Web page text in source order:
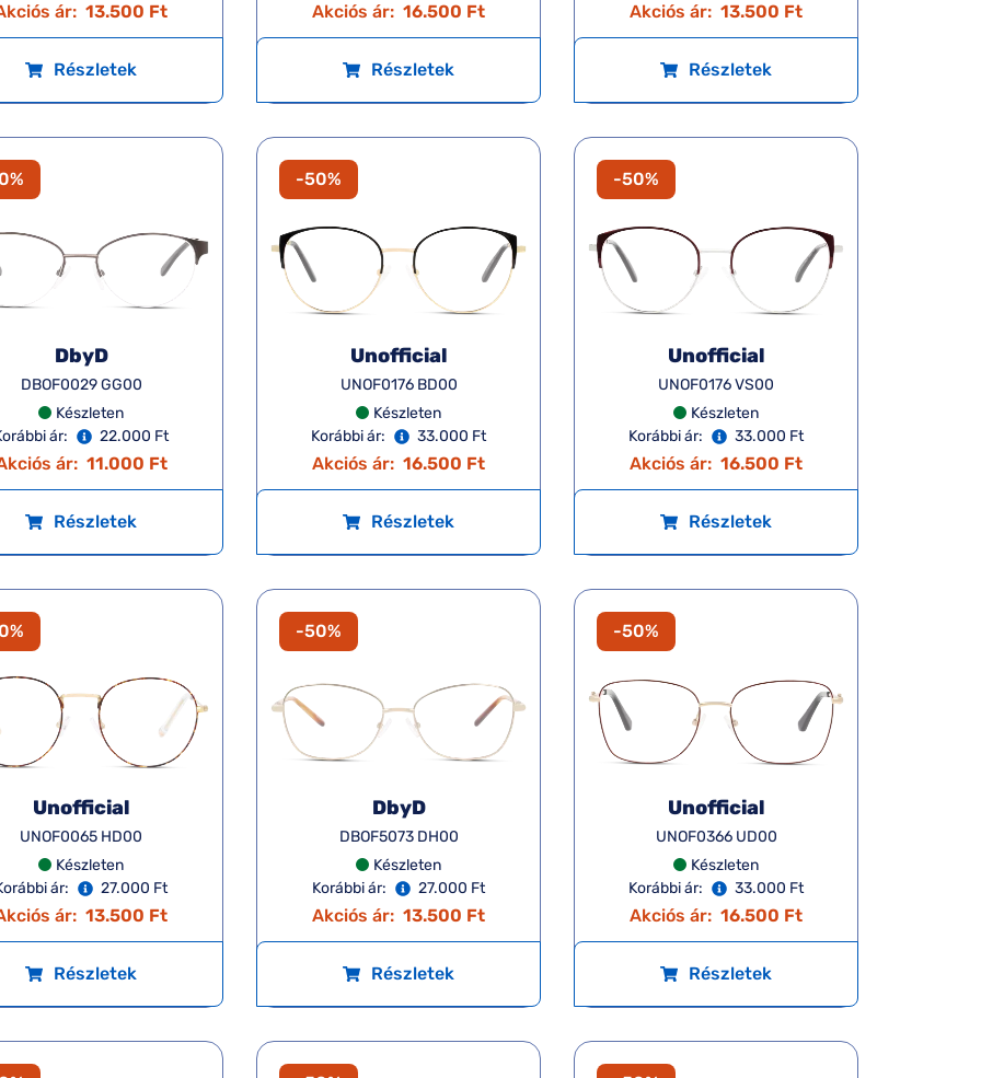
ár: 13.500 Ft
Részletek
Akciós ár: 16.500 Ft
Részletek
Akciós ár: 13.500 Ft
Részletek
DbyD
DBOF0029 GG00
Készleten
ár:
22.000 Ft
ár: 11.000 Ft
Részletek
-50%
Unofficial
UNOF0176 BD00
Készleten
Korábbi ár:
33.000 Ft
Akciós ár: 16.500 Ft
Részletek
-50%
Unofficial
UNOF0176 VS00
Készleten
Korábbi ár:
33.000 Ft
Akciós ár: 16.500 Ft
Részletek
Unofficial
UNOF0065 HD00
Készleten
ár:
27.000 Ft
ár: 13.500 Ft
Részletek
-50%
DbyD
DBOF5073 DH00
Készleten
Korábbi ár:
27.000 Ft
Akciós ár: 13.500 Ft
Részletek
-50%
Unofficial
UNOF0366 UD00
Készleten
Korábbi ár:
33.000 Ft
Akciós ár: 16.500 Ft
Részletek